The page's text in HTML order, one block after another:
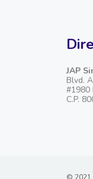
JAP
Blvd.
#1980
C.P.